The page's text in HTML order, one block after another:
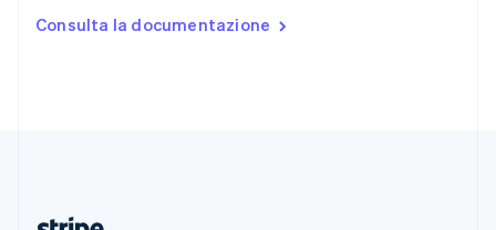
Consulta la documentazione
English Español简体中文